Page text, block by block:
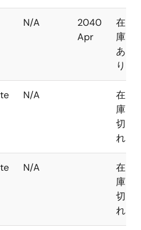
N/A
2040
Apr
在
庫
あ
り
N/A
在
庫
切
れ
N/A
在
庫
切
れ